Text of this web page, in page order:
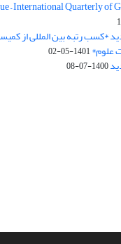
– International Quarterly of
*کسب رتبه بین المللی از
علوم*1401-05-02
1400-07-08
سیناوب